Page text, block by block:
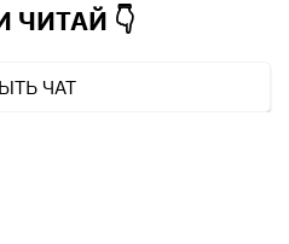
ЧИТАЙ 👇
ЧАТ